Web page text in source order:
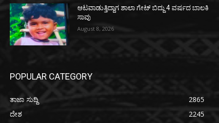
ಆಟವಾಡುತ್ತಿದ್ದಾಗ ಶಾಲಾ ಗೇಟ್‌ ಬಿದ್ದು 4 ವರ್ಷದ ಬಾಲಕಿ
ಸಾವು
August 8, 2026
POPULAR CATEGORY
ತಾಜಾ ಸುದ್ದಿ
2865
ದೇಶ
2245